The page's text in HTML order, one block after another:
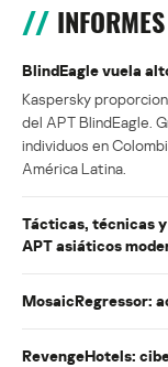
INFORMES
BlindEagle vuela
Kaspersky
del APT BlindEagle.
individuos en
América Latina.
Tácticas, técnicas
APT asiáticos
MosaicRegressor:
RevengeHotels: